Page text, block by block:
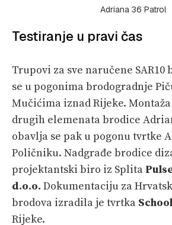
Adriana 36 Patrol
Testiranje u pravi čas
Trupovi za sve naručene
se u pogonima brodogradnje
Mučićima iznad Rijeke.
drugih elemenata brodice
obavlja se pak u pogonu tvrtke
Poličniku. Nadgrađe brodice
projektantski biro iz Splita
d.o.o. Dokumentaciju za
brodova izradila je tvrtka
Rijeke.